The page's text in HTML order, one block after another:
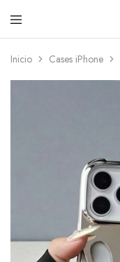
Inicio Cases iPhone